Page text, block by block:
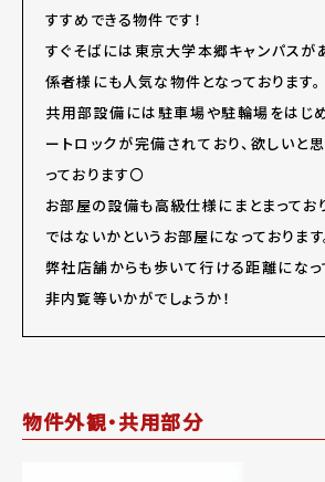
すすめできる物件です！
すぐそばには東京大学本郷キャンパスが
係者様にも人気な物件となっております。
共用部設備には駐車場や駐輪場をはじ
ートロックが完備されており、欲しいと
っております〇
お部屋の設備も高級仕様にまとまってお
ではないかというお部屋になっております
弊社店舗からも歩いて行ける距離になっ
非内覧等いかがでしょうか！
物件外観・共用部分